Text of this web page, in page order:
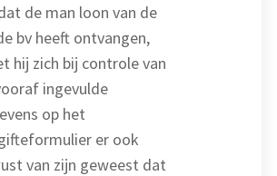
de man loon van de
bv heeft ontvangen,
hij zich bij controle van
ingevulde
op het
er ook
van zijn geweest dat